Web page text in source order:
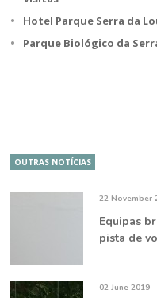
Hotel Parque Serra da
Parque Biológico da
OUTRAS NOTÍCIAS
22 November
Equipas
pista de
02 June 2019